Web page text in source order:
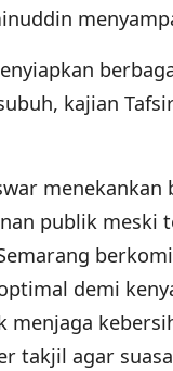
kajian
menekankan
publik meski
demi
menjaga
takjil agar